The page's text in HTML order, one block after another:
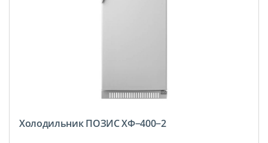
Холодильник ПОЗИС ХФ−400−2